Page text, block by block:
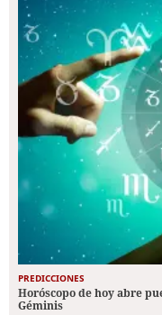
PREDICCIONES
Horóscopo de hoy abre
Géminis